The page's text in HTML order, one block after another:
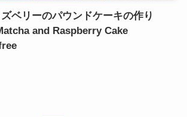
ベリーのパウンドケーキの作り
and Raspberry Cake